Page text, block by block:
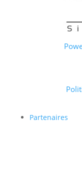
Partenaires